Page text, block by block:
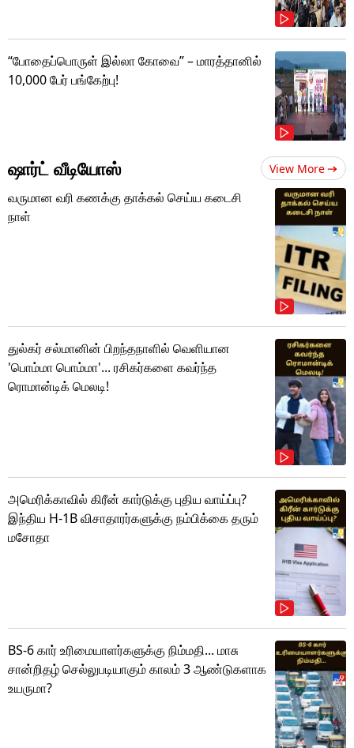
“போதைப்பொருள் இல்லா கோவை” – மாரத்தானில்
10,000 பேர் பங்கேற்பு!
ஷார்ட் வீடியோஸ் View More
வருமான வரி கணக்கு தாக்கல் செய்ய கடைசி
நாள்
துல்கர் சல்மானின் பிறந்தநாளில் வெளியான
'பொம்மா பொம்மா'... ரசிகர்களை கவர்ந்த
ரொமான்டிக் மெலடி!
அமெரிக்காவில் கிரீன் கார்டுக்கு புதிய வாய்ப்பு?
இந்திய H-1B விசாதாரர்களுக்கு நம்பிக்கை தரும்
மசோதா
BS-6 கார் உரிமையாளர்களுக்கு நிம்மதி... மாசு
சான்றிதழ் செல்லுபடியாகும் காலம் 3 ஆண்டுகளாக
உயருமா?